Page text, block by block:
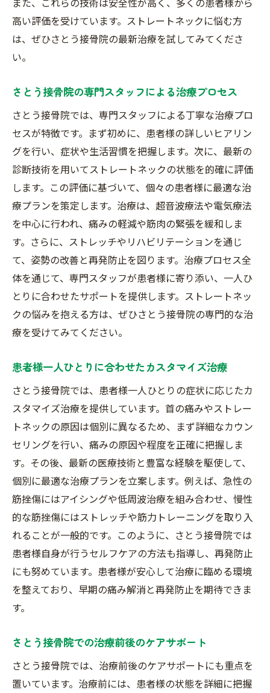
ム
ストレートネック解消のための食事指導
実際の患者様の声と治療効果の報告
治療を受けた患者様のビフォーアフター
さとう接骨院の口コミと評判の解析
患者満足度の高い理由とは
ストレートネック治療の成功事例
リピーターが多いさとう接骨院の魅力
ストレートネックの原因と解消法さとう接骨院
が提供する最新施術
ストレートネックの主な原因とは
早期発見と予防が重要な理由
さとう接骨院の最新施術法の紹介
ストレートネックに効く日常生活の工夫
治療と予防を両立するプラン
さとう接骨院の一貫した治療アプローチ
るならさとう接骨院
さとう接骨院が選ばれる理由
富士見市内の他院との違い
さとう接骨院の診療時間と予約方法
初めての方への治療の流れ
治療費用と保険適用について
さとう接骨院の患者サポート体制
さとう接骨院のオーダーメイド治療法でストレ
ートネックを根本から治療
オーダーメイド治療のメリットとは
さとう接骨院の最新治療機器と技術
治療計画の立て方と目標設定
オーダーメイド治療の成功事例
高い評価を受けています。ストレートネックに悩む方
は、ぜひさとう接骨院の最新治療を試してみてくださ
い。
さとう接骨院の専門スタッフによる治療プロセス
さとう接骨院では、専門スタッフによる丁寧な治療プロ
セスが特徴です。まず初めに、患者様の詳しいヒアリン
グを行い、症状や生活習慣を把握します。次に、最新の
診断技術を用いてストレートネックの状態を的確に評価
します。この評価に基づいて、個々の患者様に最適な治
療プランを策定します。治療は、超音波療法や電気療法
を中心に行われ、痛みの軽減や筋肉の緊張を緩和しま
す。さらに、ストレッチやリハビリテーションを通じ
て、姿勢の改善と再発防止を図ります。治療プロセス全
体を通じて、専門スタッフが患者様に寄り添い、一人ひ
とりに合わせたサポートを提供します。ストレートネッ
クの悩みを抱える方は、ぜひさとう接骨院の専門的な治
療を受けてみてください。
患者様一人ひとりに合わせたカスタマイズ治療
さとう接骨院では、患者様一人ひとりの症状に応じたカ
スタマイズ治療を提供しています。首の痛みやストレー
トネックの原因は個別に異なるため、まず詳細なカウン
セリングを行い、痛みの原因や程度を正確に把握しま
す。その後、最新の医療技術と豊富な経験を駆使して、
個別に最適な治療プランを立案します。例えば、急性の
筋挫傷にはアイシングや低周波治療を組み合わせ、慢性
的な筋挫傷にはストレッチや筋力トレーニングを取り入
れることが一般的です。このように、さとう接骨院では
患者様自身が行うセルフケアの方法も指導し、再発防止
にも努めています。患者様が安心して治療に臨める環境
を整えており、早期の痛み解消と再発防止を期待できま
す。
さとう接骨院での治療前後のケアサポート
さとう接骨院では、治療前後のケアサポートにも重点を
置いています。治療前には、患者様の状態を詳細に把握